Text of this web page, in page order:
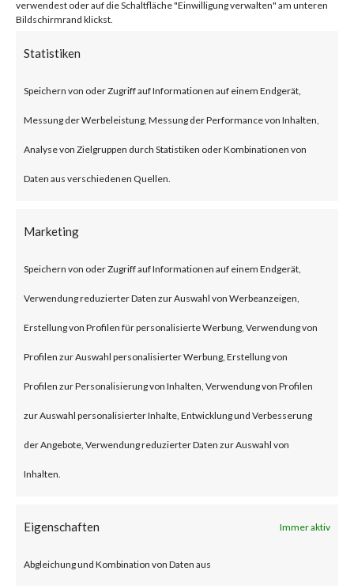
verwendest oder auf die Schaltfläche "Einwilligung verwalten" am unteren
Bildschirmrand klickst.
Statistiken
Speichern von oder Zugriff auf Informationen auf einem Endgerät,
Messung der Werbeleistung, Messung der Performance von Inhalten,
Analyse von Zielgruppen durch Statistiken oder Kombinationen von
Daten aus verschiedenen Quellen.
Marketing
Speichern von oder Zugriff auf Informationen auf einem Endgerät,
Verwendung reduzierter Daten zur Auswahl von Werbeanzeigen,
Erstellung von Profilen für personalisierte Werbung, Verwendung von
Profilen zur Auswahl personalisierter Werbung, Erstellung von
Profilen zur Personalisierung von Inhalten, Verwendung von Profilen
zur Auswahl personalisierter Inhalte, Entwicklung und Verbesserung
der Angebote, Verwendung reduzierter Daten zur Auswahl von
Inhalten.
Eigenschaften Immer aktiv
Abgleichung und Kombination von Daten aus
enterprise
application server developed by
Oracle. According to
6sense.com, the
application server is used by
AT&T, NTT
Data, Verizon, etc.
The attack targets
vulnerable Oracle WebLogic
Server specifically in Oracle
Fusion Middleware. The
vulnerability is tracked under
the flaw that allows
unauthorized access to the